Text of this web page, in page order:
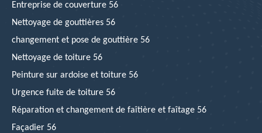
Entreprise de couverture 56
Nettoyage de gouttières 56
changement et pose de gouttière 56
Nettoyage de toiture 56
Peinture sur ardoise et toiture 56
Urgence fuite de toiture 56
Réparation et changement de faîtière et faîtage 56
Façadier 56